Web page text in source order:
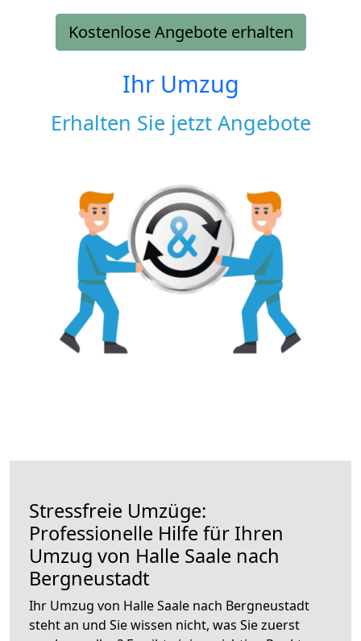
Kostenlose Angebote erhalten
Ihr Umzug
Erhalten Sie jetzt Angebote
Stressfreie Umzüge:
Professionelle Hilfe für Ihren
Umzug von Halle Saale nach
Bergneustadt
Ihr Umzug von Halle Saale nach Bergneustadt
steht an und Sie wissen nicht, was Sie zuerst